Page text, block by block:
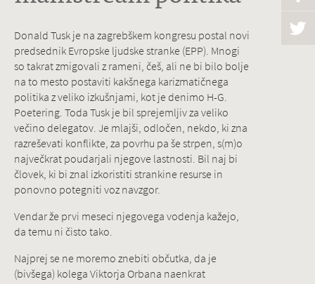
Donald Tusk je na zagrebškem kongresu postal novi
predsednik Evropske ljudske stranke (EPP). Mnogi
so takrat zmigovali z rameni, češ, ali ne bi bilo bolje
na to mesto postaviti kakšnega karizmatičnega
politika z veliko izkušnjami, kot je denimo H-G.
Poetering. Toda Tusk je bil sprejemljiv za veliko
večino delegatov. Je mlajši, odločen, nekdo, ki zna
razreševati konflikte, za povrhu pa še strpen, s(m)o
največkrat poudarjali njegove lastnosti. Bil naj bi
človek, ki bi znal izkoristiti strankine resurse in
ponovno potegniti voz navzgor.
Vendar že prvi meseci njegovega vodenja kažejo,
da temu ni čisto tako.
Najprej se ne moremo znebiti občutka, da je
(bivšega) kolega Viktorja Orbana naenkrat